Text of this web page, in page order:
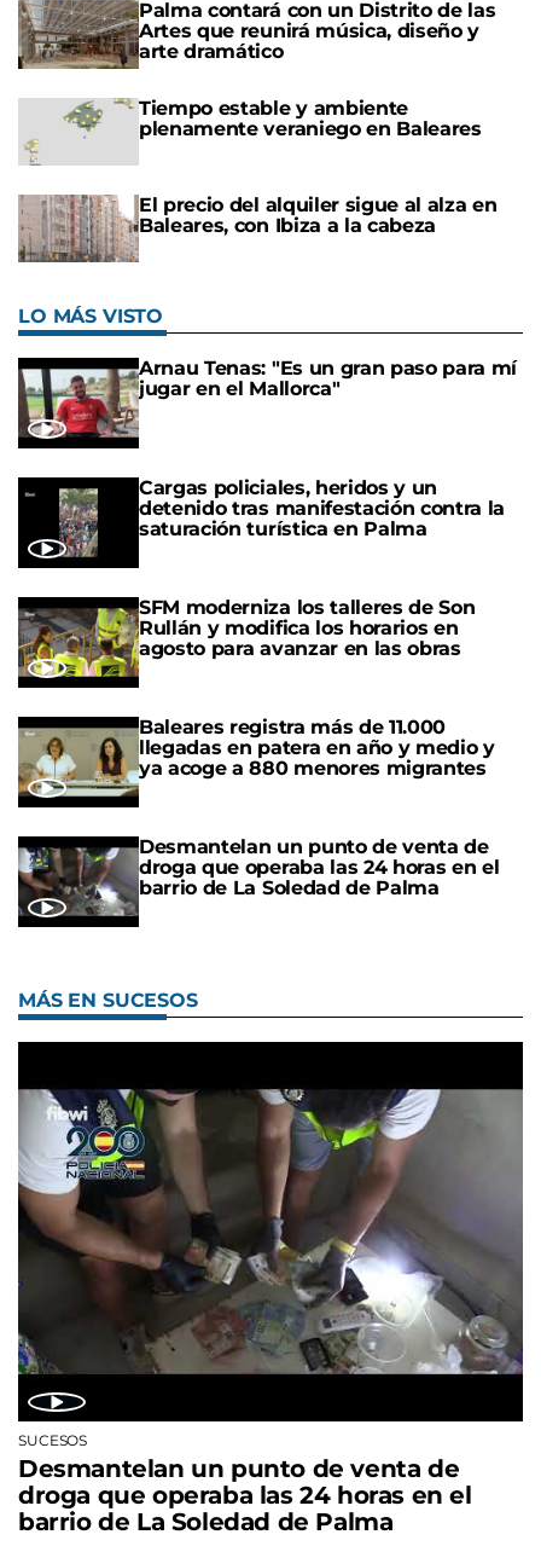
Palma contará con un Distrito de las
Artes que reunirá música, diseño y
arte dramático
Tiempo estable y ambiente
plenamente veraniego en Baleares
El precio del alquiler sigue al alza en
Baleares, con Ibiza a la cabeza
LO MÁS VISTO
Arnau Tenas: "Es un gran paso para mí
jugar en el Mallorca"
Cargas policiales, heridos y un
detenido tras manifestación contra la
saturación turística en Palma
SFM moderniza los talleres de Son
Rullán y modifica los horarios en
agosto para avanzar en las obras
Baleares registra más de 11.000
llegadas en patera en año y medio y
ya acoge a 880 menores migrantes
Desmantelan un punto de venta de
droga que operaba las 24 horas en el
barrio de La Soledad de Palma
MÁS EN SUCESOS
SUCESOS
Desmantelan un punto de venta de
droga que operaba las 24 horas en el
barrio de La Soledad de Palma